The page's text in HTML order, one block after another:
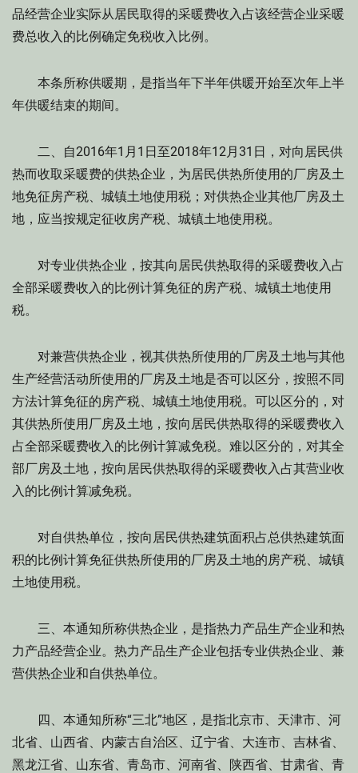
品经营企业实际从居民取得的采暖费收入占该经营企业采暖
费总收入的比例确定免税收入比例。
本条所称供暖期，是指当年下半年供暖开始至次年上半
年供暖结束的期间。
二、自2016年1月1日至2018年12月31日，对向居民供
热而收取采暖费的供热企业，为居民供热所使用的厂房及土
地免征房产税、城镇土地使用税；对供热企业其他厂房及土
地，应当按规定征收房产税、城镇土地使用税。
对专业供热企业，按其向居民供热取得的采暖费收入占
全部采暖费收入的比例计算免征的房产税、城镇土地使用
税。
对兼营供热企业，视其供热所使用的厂房及土地与其他
生产经营活动所使用的厂房及土地是否可以区分，按照不同
方法计算免征的房产税、城镇土地使用税。可以区分的，对
其供热所使用厂房及土地，按向居民供热取得的采暖费收入
占全部采暖费收入的比例计算减免税。难以区分的，对其全
部厂房及土地，按向居民供热取得的采暖费收入占其营业收
入的比例计算减免税。
对自供热单位，按向居民供热建筑面积占总供热建筑面
积的比例计算免征供热所使用的厂房及土地的房产税、城镇
土地使用税。
三、本通知所称供热企业，是指热力产品生产企业和热
力产品经营企业。热力产品生产企业包括专业供热企业、兼
营供热企业和自供热单位。
四、本通知所称“三北”地区，是指北京市、天津市、河
北省、山西省、内蒙古自治区、辽宁省、大连市、吉林省、
黑龙江省、山东省、青岛市、河南省、陕西省、甘肃省、青